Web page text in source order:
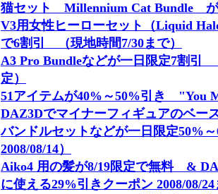
猫セット Millennium Cat Bundle が
V3用女性ヒーローセット（Liquid
で6割引 （現地時間7/30まで）
A3 Pro Bundleなどが一日限定7割引
定）
51アイテムが40%～50%引き "You
DAZ3Dでマイナーフィギュアのベー
バンドルセットなどが一日限定50%
2008/08/14）
Aiko4 用の髪が8/19限定で無料 &
に使える29%引きクーポン 2008/08/24